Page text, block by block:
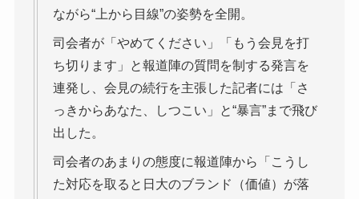
ながら“上から目線”の姿勢を全開。
司会者が「やめてください」「もう会見を打
ち切ります」と報道陣の質問を制する発言を
連発し、会見の続行を主張した記者には「さ
っきからあなた、しつこい」と“暴言”まで飛び
出した。
司会者のあまりの態度に報道陣から「こうし
た対応を取ると日大のブランド（価値）が落